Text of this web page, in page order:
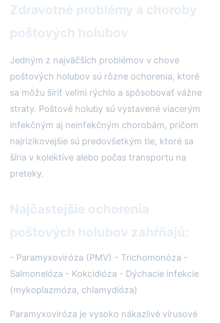
Zdravotné problémy a choroby
poštových holubov
Jedným z najväčších problémov v chove
poštových holubov sú rôzne ochorenia, ktoré
sa môžu šíriť veľmi rýchlo a spôsobovať vážne
straty. Poštové holuby sú vystavené viacerým
infekčným aj neinfekčným chorobám, pričom
najrizikovejšie sú predovšetkým tie, ktoré sa
šíria v kolektíve alebo počas transportu na
preteky.
Najčastejšie ochorenia
poštových holubov zahŕňajú:
- Paramyxoviróza (PMV) - Trichomonóza -
Salmonelóza - Kokcidióza - Dýchacie infekcie
(mykoplazmóza, chlamydióza)
Paramyxoviróza je vysoko nákazlivé vírusové